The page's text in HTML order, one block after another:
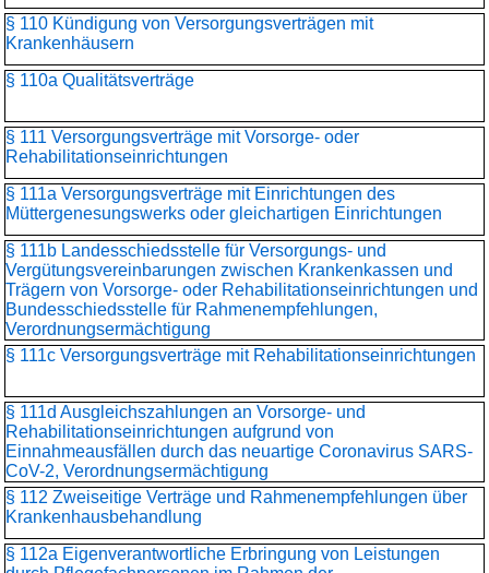
§ 110 Kündigung von Versorgungsverträgen mit
Krankenhäusern
§ 110a Qualitätsverträge
§ 111 Versorgungsverträge mit Vorsorge- oder
Rehabilitationseinrichtungen
§ 111a Versorgungsverträge mit Einrichtungen des
Müttergenesungswerks oder gleichartigen Einrichtungen
§ 111b Landesschiedsstelle für Versorgungs- und
Vergütungsvereinbarungen zwischen Krankenkassen und
Trägern von Vorsorge- oder Rehabilitationseinrichtungen und
Bundesschiedsstelle für Rahmenempfehlungen,
Verordnungsermächtigung
§ 111c Versorgungsverträge mit Rehabilitationseinrichtungen
§ 111d Ausgleichszahlungen an Vorsorge- und
Rehabilitationseinrichtungen aufgrund von
Einnahmeausfällen durch das neuartige Coronavirus SARS-
CoV-2, Verordnungsermächtigung
§ 112 Zweiseitige Verträge und Rahmenempfehlungen über
Krankenhausbehandlung
§ 112a Eigenverantwortliche Erbringung von Leistungen